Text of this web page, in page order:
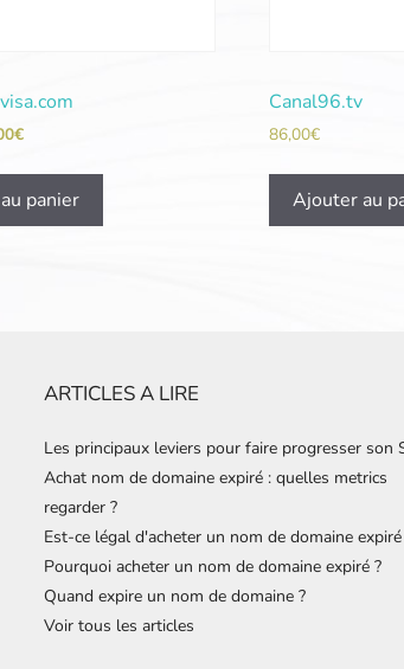
€
panier
Canal96.tv
86,00€
Ajouter au
ARTICLES A LIRE
Les principaux leviers pour faire progresser son
Achat nom de domaine expiré : quelles metrics
regarder ?
Est-ce légal d'acheter un nom de domaine expiré
Pourquoi acheter un nom de domaine expiré ?
Quand expire un nom de domaine ?
Voir tous les articles